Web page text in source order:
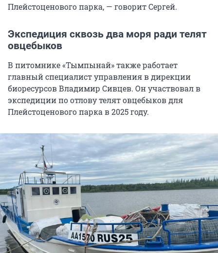
Плейстоценового парка, — говорит Сергей.
Экспедиция сквозь два моря ради телят
овцебыков
В питомнике «Тымпынай» также работает
главный специалист управления в дирекции
биоресурсов Владимир Сивцев. Он участвовал в
экспедиции по отлову телят овцебыков для
Плейстоценового парка в 2025 году.